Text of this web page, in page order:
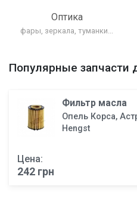
Оптика
фары, зеркала, туманки...
Популярные запчасти
Фильтр маслa
Опель Корса,
Hengst
Цена:
242 грн